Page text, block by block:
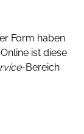
Form haben
ist diese
-Bereich